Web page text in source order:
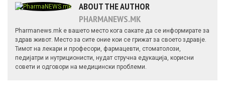
ABOUT THE AUTHOR
PHARMANEWS.MK
Pharmanews.mk е вашето место кога сакате да се информирате за
здрав живот. Место за сите оние кои се грижат за своето здравје.
Тимот на лекари и професори, фармацевти, стоматолози,
педијатри и нутриционисти, нудат стручна едукација, корисни
совети и одговори на медицински проблеми.